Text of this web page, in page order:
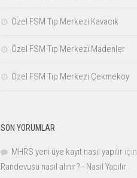
Özel FSM Tıp Merkezi Kavacık
Özel FSM Tıp Merkezi Madenler
Özel FSM Tıp Merkezi Çekmeköy
SON YORUMLAR
MHRS yeni üye kayıt nasıl yapılır için
Randevusu nasıl alınır? - Nasıl Yapılır